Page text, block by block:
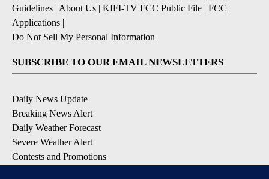
Guidelines | About Us | KIFI-TV FCC Public File | FCC
Applications |
Do Not Sell My Personal Information
SUBSCRIBE TO OUR EMAIL NEWSLETTERS
Daily News Update
Breaking News Alert
Daily Weather Forecast
Severe Weather Alert
Contests and Promotions